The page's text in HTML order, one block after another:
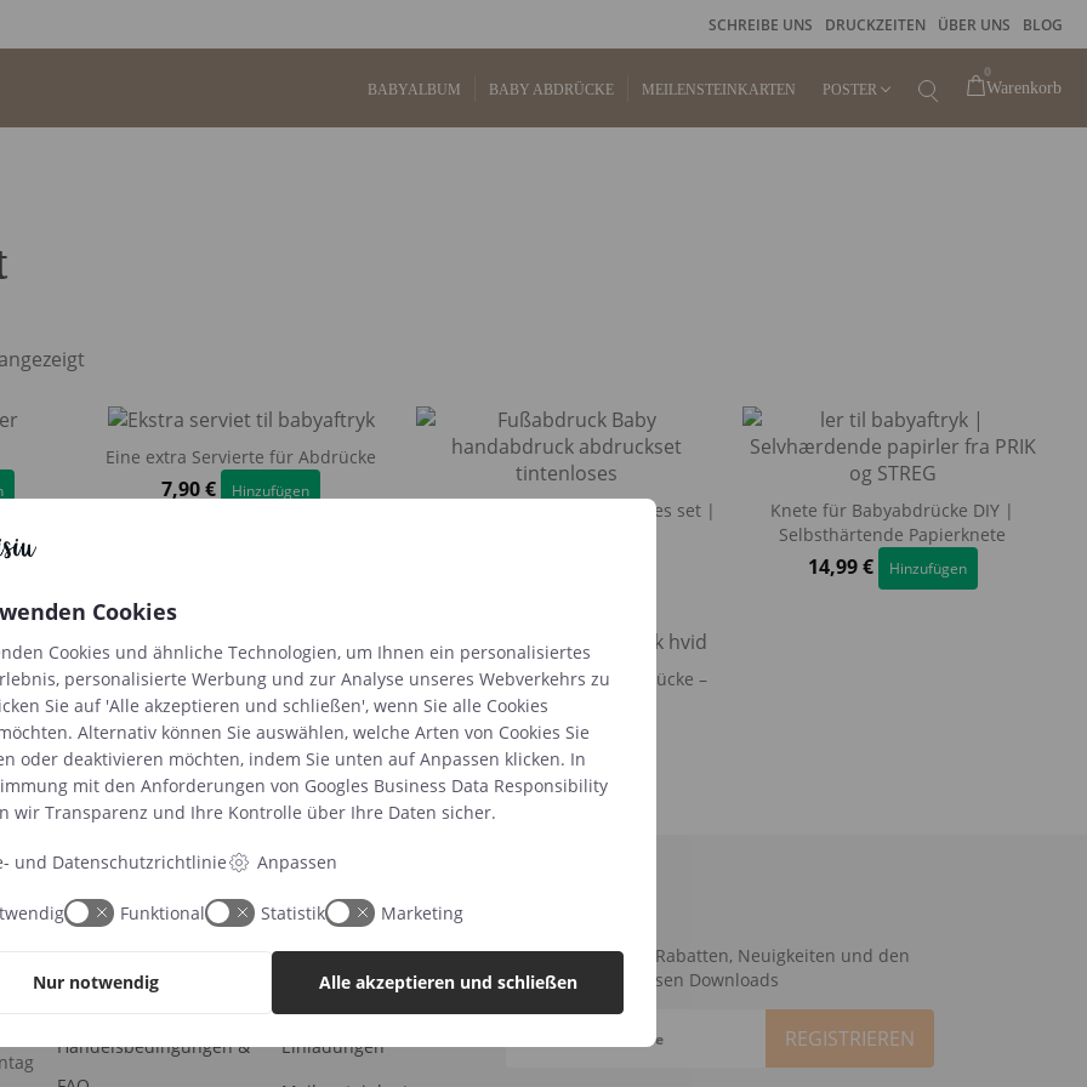
SCHREIBE UNS DRUCKZEITEN ÜBER UNS BLOG
BABYALBUM BABY ABDRÜCKE MEILENSTEINKARTEN POSTER
RAHMEN
Warenkorb
Eine extra Servierte für Abdrücke
7,90€ Hinzufügen
Fußabdruck Baby | Tintenloses set |
Knete für Babyabdrücke DIY |
Selbsthärtende Papierknete
14,99€ Hinzufügen
|
Zusätzliches Papier für Abdrücke
1,99€ Hinzufügen
Stempelkissen für Babyabdrücke –
3,99€ Hinzufügen
Information
Handelsbedingungen &
Kategorien
Babyalbum
Einladungen
Die Abkürzung zu Rabatten, Neuigkeiten und den
neuesten kostenlosen Downloads
Ihre E-Mail Adresse
Cookies
Cookies und ähnliche Technologien, um Ihnen ein personalisiertes
personalisierte Werbung und zur Analyse unseres Webverkehrs zu
Sie auf 'Alle akzeptieren und schließen', wenn Sie alle Cookies
Alternativ können Sie auswählen, welche Arten von Cookies Sie
oder deaktivieren möchten, indem Sie unten auf Anpassen klicken. In
mit den Anforderungen von Googles Business Data Responsibility
wir Transparenz und Ihre Kontrolle über Ihre Daten sicher.
und Datenschutzrichtlinie Anpassen
Funktional Statistik Marketing
Nur notwendig Alle akzeptieren und schließen